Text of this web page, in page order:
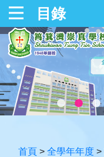
目錄
首頁 > 全學年年度 >